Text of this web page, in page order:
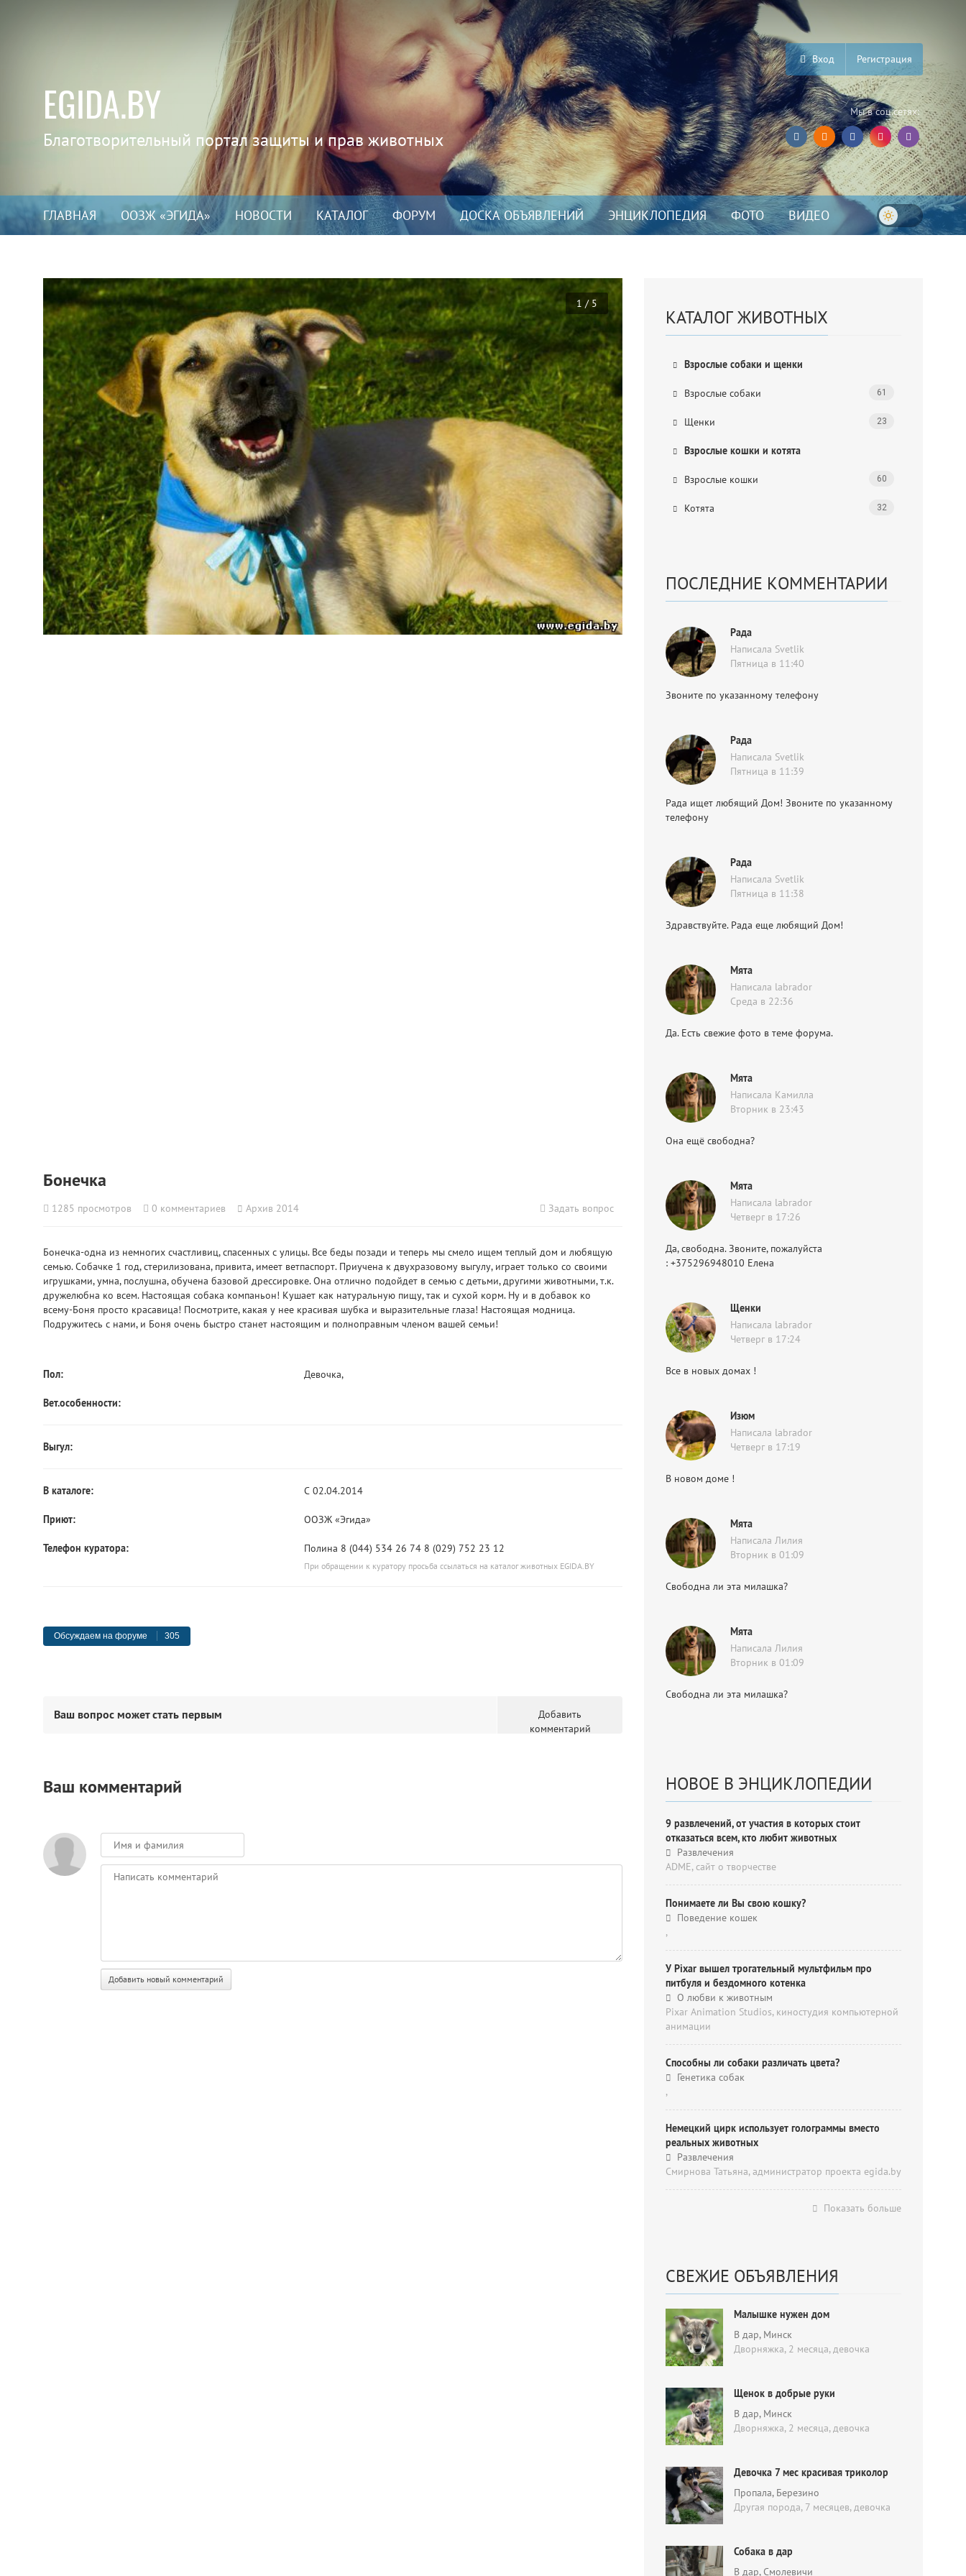
EGIDA.BY
Благотворительный портал защиты и прав животных
Вход Регистрация
Мы в соц.сетях:
ГЛАВНАЯ ООЗЖ «ЭГИДА» НОВОСТИ КАТАЛОГ ФОРУМ ДОСКА ОБЪЯВЛЕНИЙ ЭНЦИКЛОПЕДИЯ ФОТО ВИДЕО
1 / 5
Бонечка
1285 просмотров 0 комментариев Архив 2014 Задать вопрос
Бонечка-одна из немногих счастливиц, спасенных с улицы. Все беды позади и теперь мы смело ищем теплый дом и любящую
семью. Собачке 1 год, стерилизована, привита, имеет ветпаспорт. Приучена к двухразовому выгулу, играет только со своими
игрушками, умна, послушна, обучена базовой дрессировке. Она отлично подойдет в семью с детьми, другими животными, т.к.
дружелюбна ко всем. Настоящая собака компаньон! Кушает как натуральную пищу, так и сухой корм. Ну и в добавок ко
всему-Боня просто красавица! Посмотрите, какая у нее красивая шубка и выразительные глаза! Настоящая модница.
Подружитесь с нами, и Боня очень быстро станет настоящим и полноправным членом вашей семьи!
Пол: Девочка,
Вет.особенности:
Выгул:
В каталоге: С 02.04.2014
Приют: ООЗЖ «Эгида»
Телефон куратора: Полина 8 (044) 534 26 74 8 (029) 752 23 12
При обращении к куратору просьба ссылаться на каталог животных EGIDA.BY
Обсуждаем на форуме 305
Добавить
комментарий
Ваш вопрос может стать первым
Ваш комментарий
КАТАЛОГ ЖИВОТНЫХ
Взрослые собаки и щенки
Взрослые собаки 61
Щенки 23
Взрослые кошки и котята
Взрослые кошки 60
Котята 32
ПОСЛЕДНИЕ КОММЕНТАРИИ
Рада
Написала Svetlik
Пятница в 11:40
Звоните по указанному телефону
Рада
Написала Svetlik
Пятница в 11:39
Рада ищет любящий Дом! Звоните по указанному
телефону
Рада
Написала Svetlik
Пятница в 11:38
Здравствуйте. Рада еще любящий Дом!
Мята
Написала labrador
Среда в 22:36
Да. Есть свежие фото в теме форума.
Мята
Написала Камилла
Вторник в 23:43
Она ещё свободна?
Мята
Написала labrador
Четверг в 17:26
Да, свободна. Звоните, пожалуйста
: +375296948010 Елена
Щенки
Написала labrador
Четверг в 17:24
Все в новых домах !
Изюм
Написала labrador
Четверг в 17:19
В новом доме !
Мята
Написала Лилия
Вторник в 01:09
Свободна ли эта милашка?
Мята
Написала Лилия
Вторник в 01:09
Свободна ли эта милашка?
НОВОЕ В ЭНЦИКЛОПЕДИИ
9 развлечений, от участия в которых стоит
отказаться всем, кто любит животных
Развлечения
ADME, cайт о творчестве
Понимаете ли Вы свою кошку?
Поведение кошек
,
У Pixar вышел трогательный мультфильм про
питбуля и бездомного котенка
О любви к животным
Pixar Animation Studios, киностудия компьютерной
анимации
Способны ли собаки различать цвета?
Генетика собак
,
Немецкий цирк использует голограммы вместо
реальных животных
Развлечения
Смирнова Татьяна, администратор проекта egida.by
Показать больше
СВЕЖИЕ ОБЪЯВЛЕНИЯ
Малышке нужен дом
В дар, Минск
Дворняжка, 2 месяца,девочка
Щенок в добрые руки
В дар, Минск
Дворняжка, 2 месяца,девочка
Девочка 7 мес красивая триколор
Пропала, Березино
Другая порода, 7 месяцев,девочка
Собака в дар
В дар, Смолевичи